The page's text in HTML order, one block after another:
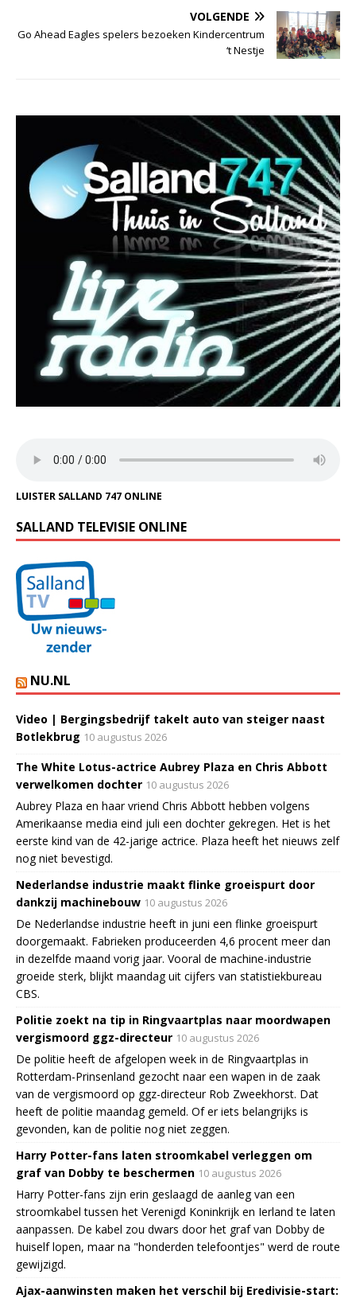
VOLGENDE
Go Ahead Eagles spelers bezoeken Kindercentrum
‘t Nestje
LUISTER SALLAND 747 ONLINE
SALLAND TELEVISIE ONLINE
NU.NL
Video | Bergingsbedrijf takelt auto van steiger naast
Botlekbrug 10 augustus 2026
The White Lotus-actrice Aubrey Plaza en Chris Abbott
verwelkomen dochter 10 augustus 2026
Aubrey Plaza en haar vriend Chris Abbott hebben volgens
Amerikaanse media eind juli een dochter gekregen. Het is het
eerste kind van de 42-jarige actrice. Plaza heeft het nieuws zelf
nog niet bevestigd.
Nederlandse industrie maakt flinke groeispurt door
dankzij machinebouw 10 augustus 2026
De Nederlandse industrie heeft in juni een flinke groeispurt
doorgemaakt. Fabrieken produceerden 4,6 procent meer dan
in dezelfde maand vorig jaar. Vooral de machine-industrie
groeide sterk, blijkt maandag uit cijfers van statistiekbureau
CBS.
Politie zoekt na tip in Ringvaartplas naar moordwapen
vergismoord ggz-directeur 10 augustus 2026
De politie heeft de afgelopen week in de Ringvaartplas in
Rotterdam-Prinsenland gezocht naar een wapen in de zaak
van de vergismoord op ggz-directeur Rob Zweekhorst. Dat
heeft de politie maandag gemeld. Of er iets belangrijks is
gevonden, kan de politie nog niet zeggen.
Harry Potter-fans laten stroomkabel verleggen om
graf van Dobby te beschermen 10 augustus 2026
Harry Potter-fans zijn erin geslaagd de aanleg van een
stroomkabel tussen het Verenigd Koninkrijk en Ierland te laten
aanpassen. De kabel zou dwars door het graf van Dobby de
huiself lopen, maar na "honderden telefoontjes" werd de route
gewijzigd.
Ajax-aanwinsten maken het verschil bij Eredivisie-start: